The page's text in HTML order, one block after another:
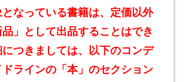
なっている書籍は、定価以外
」として出品することはでき
につきましては、以下のコンデ
ドラインの「本」のセクション